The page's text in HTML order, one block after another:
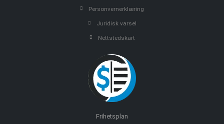
Personvernerklæring
Juridisk varsel
Nettstedskart
Frihetsplan